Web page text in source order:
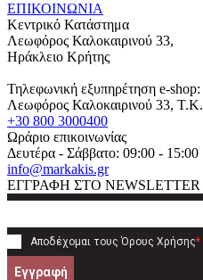
ΕΠΙΚΟΙΝΩΝΙΑ
Κεντρικό Κατάστημα
Λεωφόρος Καλοκαιρινού 33,
Ηράκλειο Κρήτης
Τηλεφωνική εξυπηρέτηση e-shop:
Λεωφόρος Καλοκαιρινού 33, T.K.
+30 800 3000400
Ωράριο επικοινωνίας
Δευτέρα - Σάββατο: 09:00 - 15:00
info@markakis.gr
ΕΓΓΡΑΦΗ ΣΤΟ NEWSLETTER
Αποδέχομαι τους Όρους Χρήσης*
Εγγραφή